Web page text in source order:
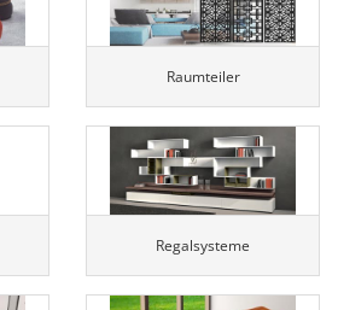
Raumteiler
Regalsysteme